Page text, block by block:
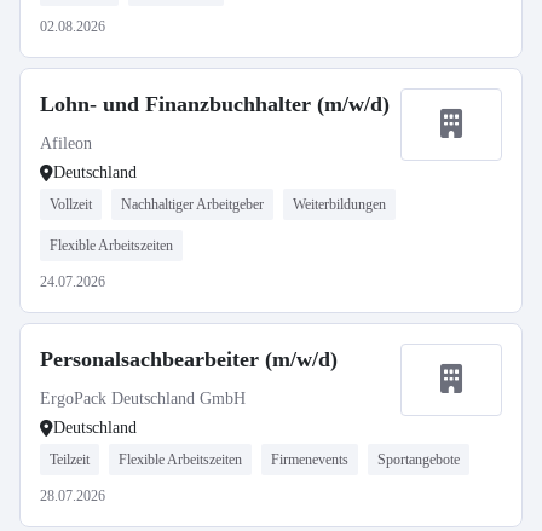
02.08.2026
Lohn- und Finanzbuchhalter (m/w/d)
Afileon
Deutschland
Vollzeit Nachhaltiger Arbeitgeber Weiterbildungen
Flexible Arbeitszeiten
24.07.2026
Personalsachbearbeiter (m/w/d)
ErgoPack Deutschland GmbH
Deutschland
Teilzeit Flexible Arbeitszeiten Firmenevents Sportangebote
28.07.2026